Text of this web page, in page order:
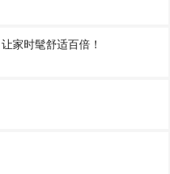
家时髦舒适百倍！